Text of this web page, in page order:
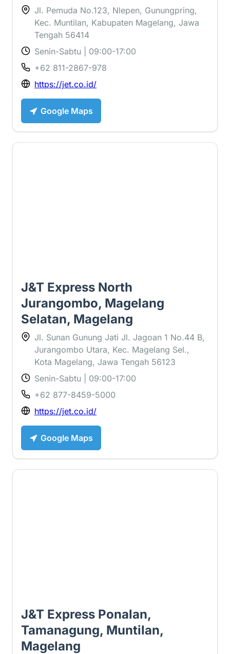
Jl. Pemuda No.123, Nlepen, Gunungpring,
Kec. Muntilan, Kabupaten Magelang, Jawa
Tengah 56414
Senin-Sabtu | 09:00-17:00
+62 811-2867-978
https://jet.co.id/
Google Maps
J&T Express North
Jurangombo, Magelang
Selatan, Magelang
Jl. Sunan Gunung Jati Jl. Jagoan 1 No.44 B,
Jurangombo Utara, Kec. Magelang Sel.,
Kota Magelang, Jawa Tengah 56123
Senin-Sabtu | 09:00-17:00
+62 877-8459-5000
https://jet.co.id/
Google Maps
J&T Express Ponalan,
Tamanagung, Muntilan,
Magelang